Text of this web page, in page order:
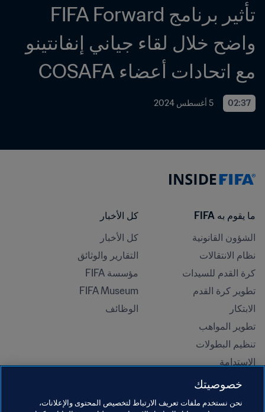
مع اتحادات أعضاء COSAFA
02:37 5 أغسطس 2024
ما يقوم به FIFA
الشؤون القانونية
نظام الانتقالات
كرة القدم للسيدات
تطوير كرة القدم
الابتكار
تطوير المواهب
تنظيم البطولات
الاستدامة
حقوق الإنسان ومناهضة التمييز
كل الأخبار
كل الأخبار
التقارير والوثائق
مؤسسة FIFA
FIFA Museum
الوظائف
خصوصيتك
نحن نستخدم ملفات تعريف الارتباط لتخصيص المحتوى والإعلانات،